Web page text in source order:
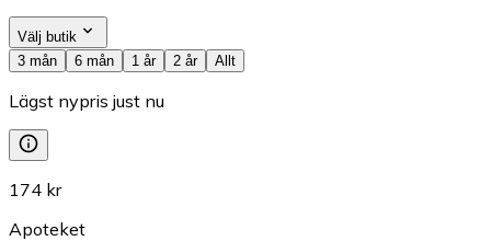
Välj butik
3 mån
6 mån 1 år 2 år Allt
Lägst nypris just nu
174 kr
Apoteket